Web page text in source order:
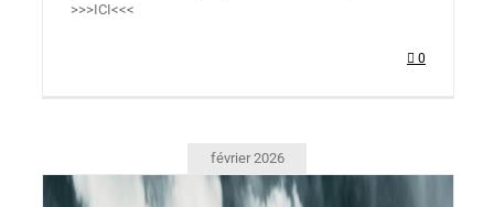
>>>ICI<<<
0
février 2026